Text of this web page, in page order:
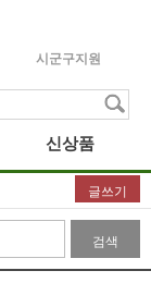
시군구지원
신상품
글쓰기
검색